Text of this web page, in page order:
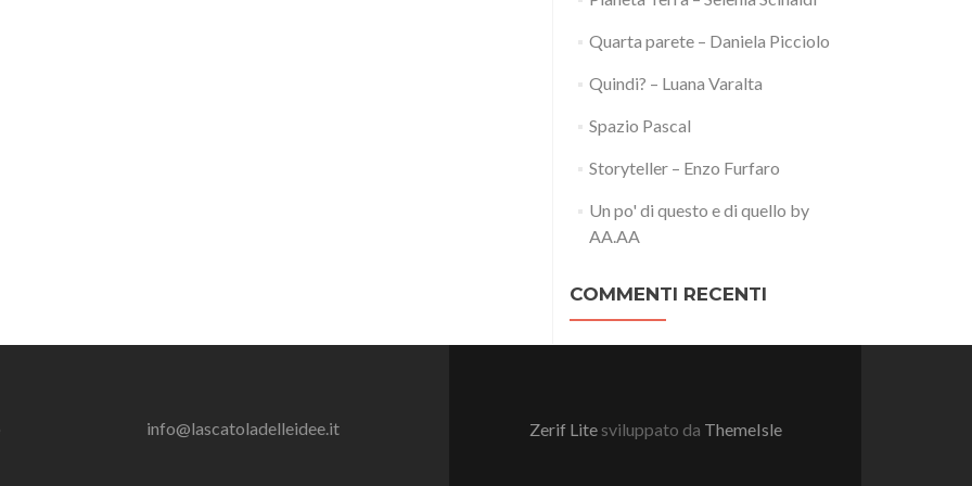
Quarta parete – Daniela Picciolo
Quindi? – Luana Varalta
Spazio Pascal
Storyteller – Enzo Furfaro
Un po' di questo e di quello by
AA.AA
COMMENTI RECENTI
info@lascatoladelleidee.it Zerif Lite sviluppato da ThemeIsle